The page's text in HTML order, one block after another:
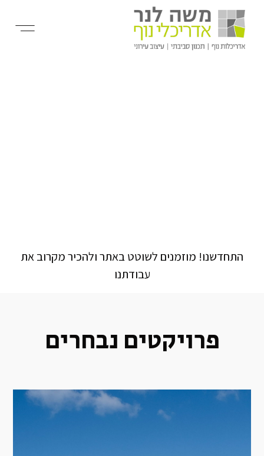
התחדשנו! מוזמנים לשוטט באתר ולהכיר מקרוב את
עבודתנו
פרויקטים נבחרים